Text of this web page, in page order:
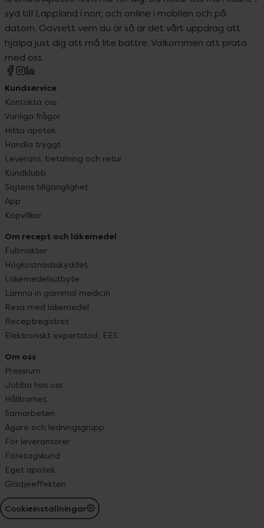
syd till Lappland i norr, och online i mobilen och på
datorn. Oavsett vem du är så är det vårt uppdrag att
hjälpa just dig att må lite bättre. Välkommen att prata
med oss.
Kundservice
Kontakta oss
Vanliga frågor
Hitta apotek
Handla tryggt
Leverans, betalning och retur
Kundklubb
Sajtens tillgänglighet
App
Köpvillkor
Om recept och läkemedel
Fullmakter
Högkostnadsskyddet
Läkemedelsutbyte
Lämna in gammal medicin
Resa med läkemedel
Receptregistret
Elektroniskt expertstöd, EES
Om oss
Pressrum
Jobba hos oss
Hållbarhet
Samarbeten
Ägare och ledningsgrupp
För leverantörer
Företagskund
Eget apotek
Glädjeeffekten
Cookieinställningar